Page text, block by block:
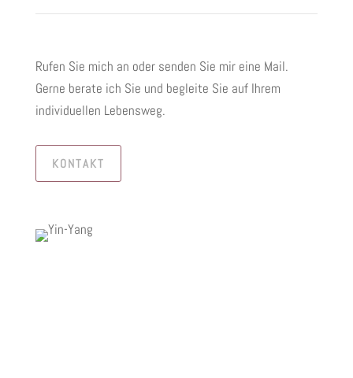
Rufen Sie mich an oder senden Sie mir eine Mail.
Gerne berate ich Sie und begleite Sie auf Ihrem
individuellen Lebensweg.
KONTAKT